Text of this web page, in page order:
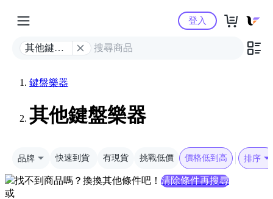
Yahoo購物中心
其他鍵盤
登入
鍵盤樂器
其他鍵盤樂器
品牌 快速到貨 有現貨 挑戰低價 價格低到高 排序
找不到商品嗎？換換其他條件吧！ 清除條件再搜尋
或